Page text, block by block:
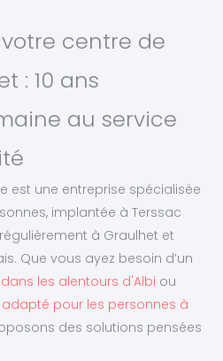
centre de
: 10 ans
au service
est une entreprise spécialisée
implantée à Terssac
à Graulhet et
Que vous ayez besoin d’un
les alentours d'Albi ou
pour les personnes à
des solutions pensées